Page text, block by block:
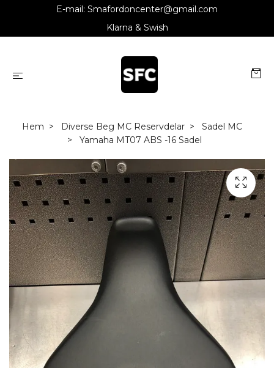
E-mail: Smafordoncenter@gmail.com
Klarna & Swish
Hem Diverse Beg MC Reservdelar
Sadel MC
Yamaha MT07 ABS -16 Sadel